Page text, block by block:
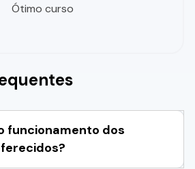
Ótimo curso
funcionamento dos